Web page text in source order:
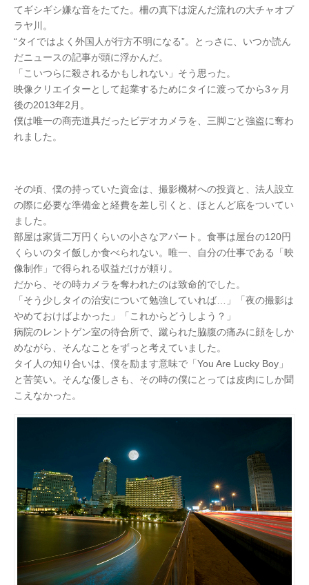
てギシギシ嫌な音をたてた。柵の真下は淀んだ流れの大チャオプ
ラヤ川。
“タイではよく外国人が行方不明になる”。とっさに、いつか読ん
だニュースの記事が頭に浮かんだ。
「こいつらに殺されるかもしれない」そう思った。
映像クリエイターとして起業するためにタイに渡ってから3ヶ月
後の2013年2月。
僕は唯一の商売道具だったビデオカメラを、三脚ごと強盗に奪わ
れました。
その頃、僕の持っていた資金は、撮影機材への投資と、法人設立
の際に必要な準備金と経費を差し引くと、ほとんど底をついてい
ました。
部屋は家賃二万円くらいの小さなアパート。食事は屋台の120円
くらいのタイ飯しか食べられない。唯一、自分の仕事である「映
像制作」で得られる収益だけが頼り。
だから、その時カメラを奪われたのは致命的でした。
「そう少しタイの治安について勉強していれば…」「夜の撮影は
やめておけばよかった」「これからどうしよう？」
病院のレントゲン室の待合所で、蹴られた脇腹の痛みに顔をしか
めながら、そんなことをずっと考えていました。
タイ人の知り合いは、僕を励ます意味で「You Are Lucky Boy」
と苦笑い。そんな優しさも、その時の僕にとっては皮肉にしか聞
こえなかった。